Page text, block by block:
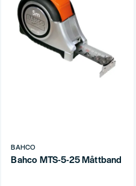
BAHCO
Bahco MTS-5-25 Måttband